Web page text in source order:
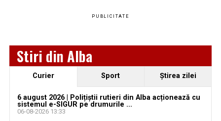
Jaf de peste 300.000 de euro, la Teiuș. Familia
păgubită susține că ancheta bate pasul pe loc, la
aproape o lună de la spargere
Locuri de muncă în Sântimbru, disponibile la 4
august 2026. AJOFM Alba a publicat lista posturilor
vacante
PUBLICITATE
Stiri din Alba
Curier Sport Ştirea zilei
6 august 2026 | Polițiștii rutieri din Alba acționează cu
sistemul e-SIGUR pe drumurile ...
06-08-2026 13:33